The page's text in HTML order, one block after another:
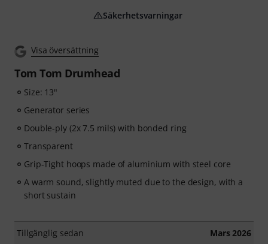
Visa översättning
Tom Tom Drumhead
Size: 13"
Generator series
Double-ply (2x 7.5 mils) with bonded ring
Transparent
Grip-Tight hoops made of aluminium with steel core
A warm sound, slightly muted due to the design, with a
short sustain
Tillgänglig sedan Mars 2026
Säkerhetsvarningar